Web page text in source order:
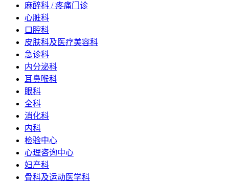
麻醉科 / 疼痛门诊
心脏科
口腔科
皮肤科及医疗美容科
急诊科
内分泌科
耳鼻喉科
眼科
全科
消化科
内科
检验中心
心理咨询中心
妇产科
骨科及运动医学科